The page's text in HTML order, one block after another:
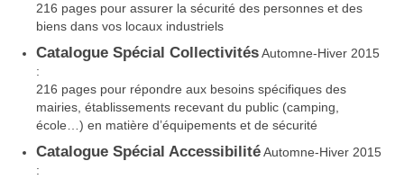
216 pages pour assurer la sécurité des personnes et des
biens dans vos locaux industriels
Catalogue Spécial CollectivitésAutomne-Hiver 2015
:
216 pages pour répondre aux besoins spécifiques des
mairies, établissements recevant du public (camping,
école…) en matière d’équipements et de sécurité
Catalogue Spécial AccessibilitéAutomne-Hiver 2015
: